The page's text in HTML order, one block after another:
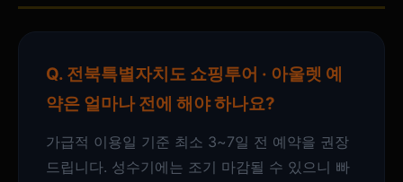
Q. 전북특별자치도 쇼핑투어 · 아울렛 예
약은 얼마나 전에 해야 하나요?
가급적 이용일 기준 최소 3~7일 전 예약을 권장
드립니다. 성수기에는 조기 마감될 수 있으니 빠